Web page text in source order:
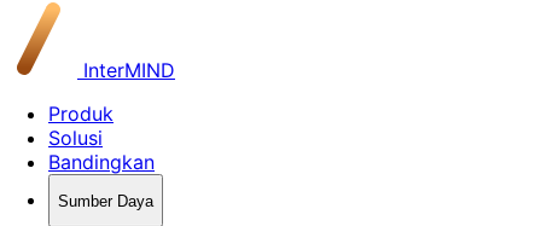
InterMIND
Produk
Solusi
Bandingkan
Sumber Daya